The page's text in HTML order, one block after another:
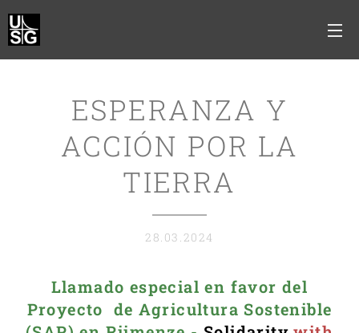
ESPERANZA Y
ACCIÓN POR LA
TIERRA
28.03.2024
Llamado especial en favor del
Proyecto de Agricultura Sostenible